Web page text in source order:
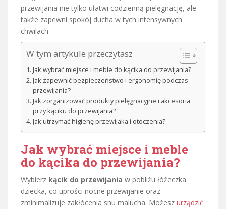
przewijania nie tylko ułatwi codzienną pielęgnację, ale
także zapewni spokój ducha w tych intensywnych
chwilach.
W tym artykule przeczytasz
Jak wybrać miejsce i meble do kącika do przewijania?
Jak zapewnić bezpieczeństwo i ergonomię podczas
przewijania?
Jak zorganizować produkty pielęgnacyjne i akcesoria
przy kąciku do przewijania?
Jak utrzymać higienę przewijaka i otoczenia?
Jak wybrać miejsce i meble
do kącika do przewijania?
Wybierz kącik do przewijania w pobliżu łóżeczka
dziecka, co uprości nocne przewijanie oraz
zminimalizuje zakłócenia snu malucha. Możesz urządzić